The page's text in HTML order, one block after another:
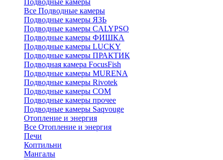
Подводные камеры
Все Подводные камеры
Подводные камеры ЯЗЬ
Подводные камеры CALYPSO
Подводные камеры ФИШКА
Подводные камеры LUCKY
Подводные камеры ПРАКТИК
Подводная камера FocusFish
Подводные камеры MURENA
Подводные камеры Rivotek
Подводные камеры СОМ
Подводные камеры прочее
Подводные камеры Saqvouge
Отопление и энергия
Все Отопление и энергия
Печи
Коптильни
Мангалы